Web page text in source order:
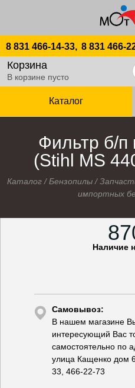
8 831 466-14-33, 8 831 466-
Корзина
В корзине пусто
Каталог
Фильтр б/
(Stihl MS
Каталог /Бензопилы /
импортных
Наличие
Самовывоз:
В нашем магазине
интересующий Вас
самостоятельно по
улица Кащенко дом
33, 466-22-73